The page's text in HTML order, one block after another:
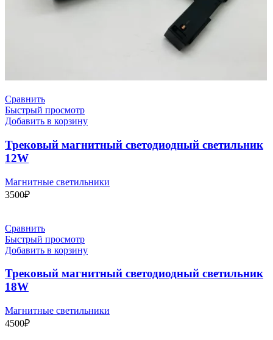
Сравнить
Быстрый просмотр
Добавить в корзину
Трековый магнитный светодиодный светильник
12W
Магнитные светильники
3500₽
Сравнить
Быстрый просмотр
Добавить в корзину
Трековый магнитный светодиодный светильник
18W
Магнитные светильники
4500₽